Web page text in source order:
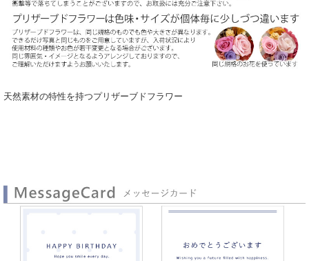
天然素材の特性を持つプリザーブドフラワー